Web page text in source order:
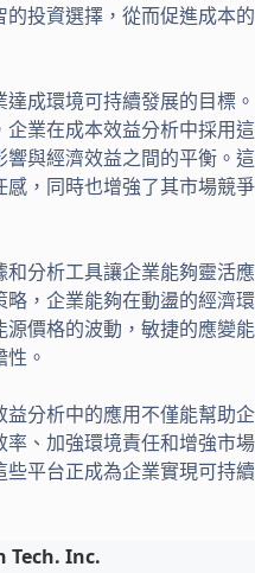
投資選擇，從而促進成本的
成環境可持續發展的目標。
企業在成本效益分析中採用這
與經濟效益之間的平衡。這
，同時也增強了其市場競爭
分析工具讓企業能夠靈活應
，企業能夠在動盪的經濟環
價格的波動，敏捷的應變能
。
分析中的應用不僅能幫助企
、加強環境責任和增強市場
平台正成為企業實現可持續
Tech. Inc.